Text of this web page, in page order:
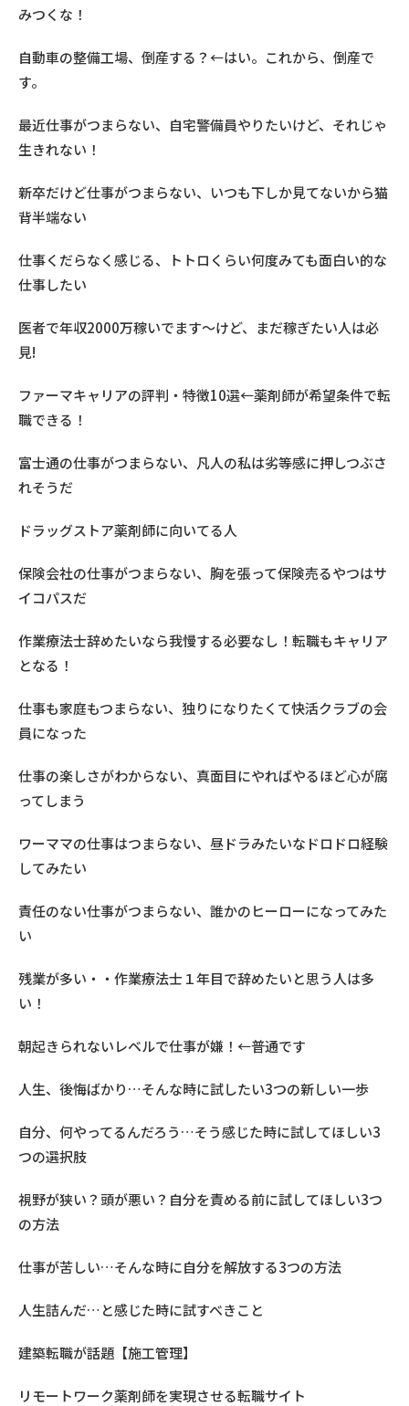
みつくな！
自動車の整備工場、倒産する？←はい。これから、倒産で
す。
最近仕事がつまらない、自宅警備員やりたいけど、それじゃ
生きれない！
新卒だけど仕事がつまらない、いつも下しか見てないから猫
背半端ない
仕事くだらなく感じる、トトロくらい何度みても面白い的な
仕事したい
医者で年収2000万稼いでます〜けど、まだ稼ぎたい人は必
見!
ファーマキャリアの評判・特徴10選←薬剤師が希望条件で転
職できる！
富士通の仕事がつまらない、凡人の私は劣等感に押しつぶさ
れそうだ
ドラッグストア薬剤師に向いてる人
保険会社の仕事がつまらない、胸を張って保険売るやつはサ
イコパスだ
作業療法士辞めたいなら我慢する必要なし！転職もキャリア
となる！
仕事も家庭もつまらない、独りになりたくて快活クラブの会
員になった
仕事の楽しさがわからない、真面目にやればやるほど心が腐
ってしまう
ワーママの仕事はつまらない、昼ドラみたいなドロドロ経験
してみたい
責任のない仕事がつまらない、誰かのヒーローになってみた
い
残業が多い・・作業療法士１年目で辞めたいと思う人は多
い！
朝起きられないレベルで仕事が嫌！←普通です
人生、後悔ばかり…そんな時に試したい3つの新しい一歩
自分、何やってるんだろう…そう感じた時に試してほしい3
つの選択肢
視野が狭い？頭が悪い？自分を責める前に試してほしい3つ
の方法
仕事が苦しい…そんな時に自分を解放する3つの方法
人生詰んだ…と感じた時に試すべきこと
建築転職が話題【施工管理】
リモートワーク薬剤師を実現させる転職サイト